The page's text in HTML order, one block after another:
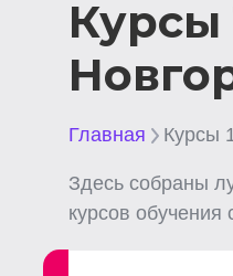
Главная Курсы
Здесь собраны
курсов обучения